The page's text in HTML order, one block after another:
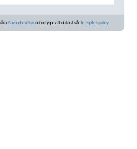
Användarvillkor och intygar att du läst vår Integritetspolicy.